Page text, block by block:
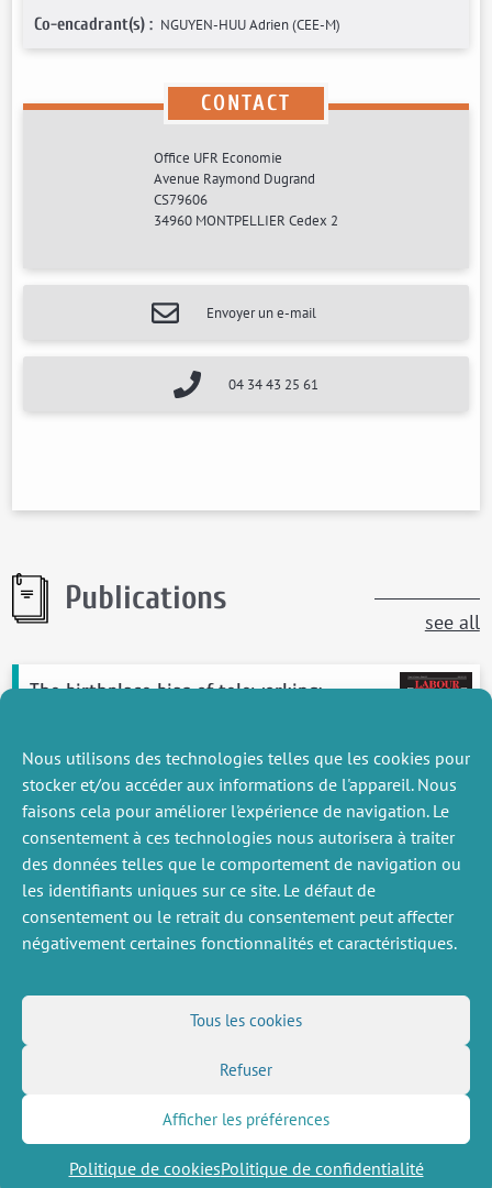
Nous utilisons des technologies telles que les cookies pour
stocker et/ou accéder aux informations de l'appareil. Nous
faisons cela pour améliorer l'expérience de navigation. Le
consentement à ces technologies nous autorisera à traiter
des données telles que le comportement de navigation ou
les identifiants uniques sur ce site. Le défaut de
consentement ou le retrait du consentement peut affecter
négativement certaines fonctionnalités et caractéristiques.
Tous les cookies
Refuser
Afficher les préférences
Politique de cookiesPolitique de confidentialité
Co-encadrant(s) : NGUYEN-HUU Adrien (CEE-M)
CONTACT
Office UFR Economie
Avenue Raymond Dugrand
CS79606
34960 MONTPELLIER Cedex 2
Envoyer un e-mail
04 34 43 25 61
Publications
see all
The birthplace bias of teleworking:
Moreno Galbis Eva, Trillos Felipe
2023
Labour
voir plus
DIVERS
Mentions légales
Politique de confidentialité
NOUS SUIVRE
Flux RSS
Réseaux sociaux
(Twitter)
Inscription à la newsletter